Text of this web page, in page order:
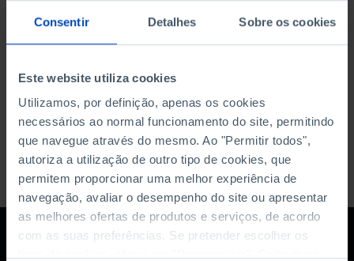
Consentir Detalhes Sobre os cookies
Este website utiliza cookies
Utilizamos, por definição, apenas os cookies
necessários ao normal funcionamento do site, permitindo
que navegue através do mesmo. Ao "Permitir todos",
autoriza a utilização de outro tipo de cookies, que
permitem proporcionar uma melhor experiência de
navegação, avaliar o desempenho do site ou apresentar
as melhores ofertas de produtos e serviços, de acordo
com as suas preferências. Se pretender escolher os
DATA DE FIM